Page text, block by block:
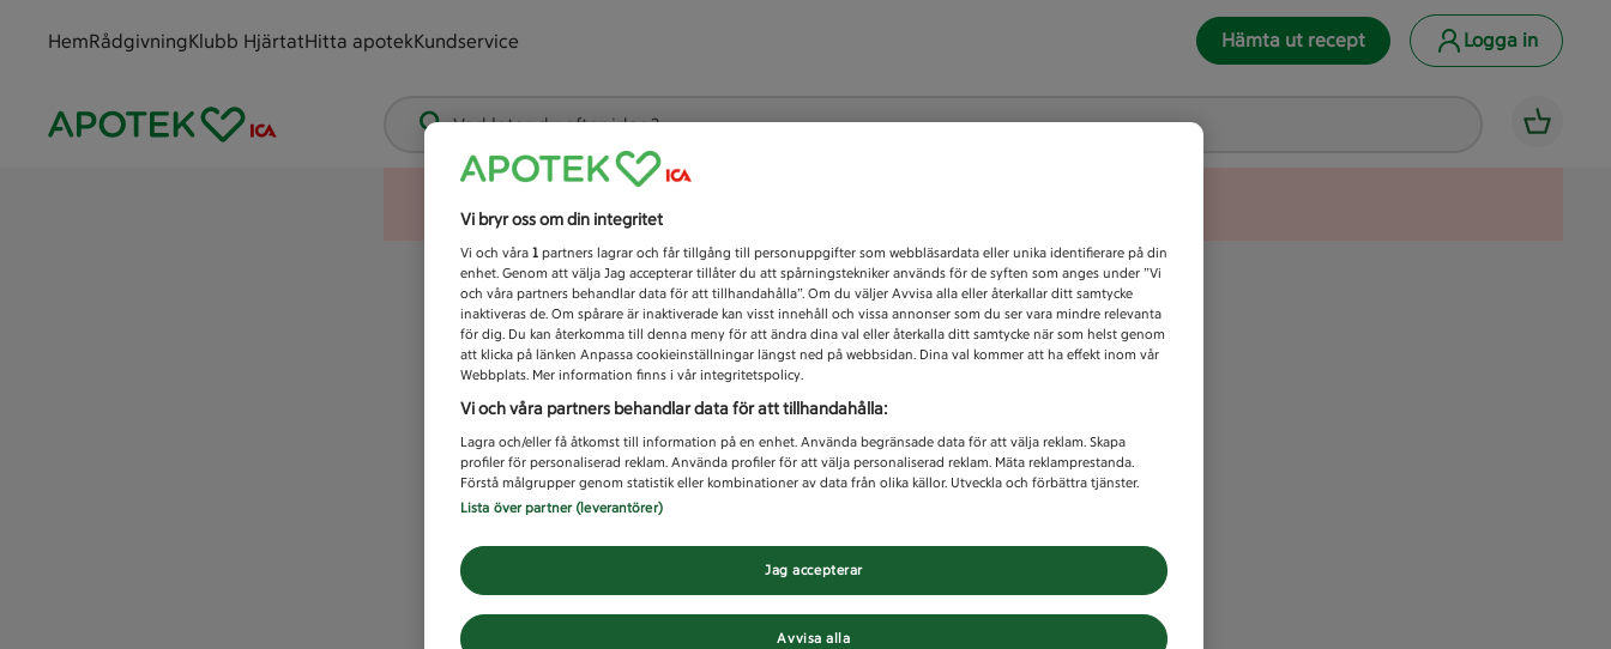
HemRådgivningKlubb HjärtatHitta apotekKundservice Hämta ut recept Logga in
Vad letar du efter idag?
Vi bryr oss om din integritet
Vi och våra 1 partners lagrar och får tillgång till personuppgifter som webbläsardata eller unika identifierare på din
enhet. Genom att välja Jag accepterar tillåter du att spårningstekniker används för de syften som anges under ”Vi
och våra partners behandlar data för att tillhandahålla”. Om du väljer Avvisa alla eller återkallar ditt samtycke
inaktiveras de. Om spårare är inaktiverade kan visst innehåll och vissa annonser som du ser vara mindre relevanta
för dig. Du kan återkomma till denna meny för att ändra dina val eller återkalla ditt samtycke när som helst genom
att klicka på länken Anpassa cookieinställningar längst ned på webbsidan. Dina val kommer att ha effekt inom vår
Webbplats. Mer information finns i vår integritetspolicy.
Vi och våra partners behandlar data för att tillhandahålla:
Lagra och/eller få åtkomst till information på en enhet. Använda begränsade data för att välja reklam. Skapa
profiler för personaliserad reklam. Använda profiler för att välja personaliserad reklam. Mäta reklamprestanda.
Förstå målgrupper genom statistik eller kombinationer av data från olika källor. Utveckla och förbättra tjänster.
Lista över partner (leverantörer)
Avvisa alla
Jag accepterar